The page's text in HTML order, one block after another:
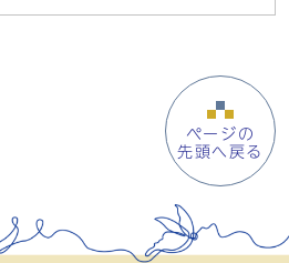
ページの
先頭へ戻る